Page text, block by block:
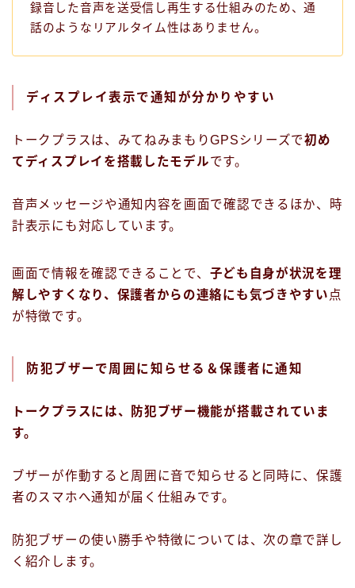
録音した音声を送受信し再生する仕組みのため、通
話のようなリアルタイム性はありません。
ディスプレイ表示で通知が分かりやすい
トークプラスは、みてねみまもりGPSシリーズで初め
てディスプレイを搭載したモデルです。
音声メッセージや通知内容を画面で確認できるほか、時
計表示にも対応しています。
画面で情報を確認できることで、 子ども自身が状況を理
解しやすくなり、保護者からの連絡にも気づきやすい 点
が特徴です。
防犯ブザーで周囲に知らせる＆保護者に通知
トークプラスには、防犯ブザー機能が搭載されていま
す。
ブザーが作動すると周囲に音で知らせると同時に、保護
者のスマホへ通知が届く仕組みです。
防犯ブザーの使い勝手や特徴については、次の章で詳し
く紹介します。